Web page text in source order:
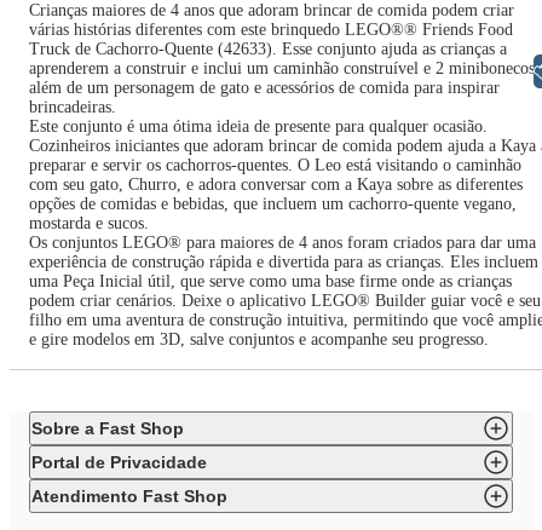
Crianças maiores de 4 anos que adoram brincar de comida podem criar
várias histórias diferentes com este brinquedo LEGO®® Friends Food
Truck de Cachorro-Quente (42633). Esse conjunto ajuda as crianças a
aprenderem a construir e inclui um caminhão construível e 2 minibonecos,
além de um personagem de gato e acessórios de comida para inspirar
brincadeiras.
Este conjunto é uma ótima ideia de presente para qualquer ocasião.
Cozinheiros iniciantes que adoram brincar de comida podem ajuda a Kaya
preparar e servir os cachorros-quentes. O Leo está visitando o caminhão
com seu gato, Churro, e adora conversar com a Kaya sobre as diferentes
opções de comidas e bebidas, que incluem um cachorro-quente vegano,
mostarda e sucos.
Os conjuntos LEGO® para maiores de 4 anos foram criados para dar uma
experiência de construção rápida e divertida para as crianças. Eles incluem
uma Peça Inicial útil, que serve como uma base firme onde as crianças
podem criar cenários. Deixe o aplicativo LEGO® Builder guiar você e seu
filho em uma aventura de construção intuitiva, permitindo que você
e gire modelos em 3D, salve conjuntos e acompanhe seu progresso.
Sobre a Fast Shop
Portal de Privacidade
Atendimento Fast Shop
Libras